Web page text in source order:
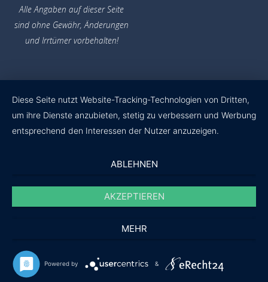
Alle Angaben auf dieser Seite
sind ohne Gewähr,Änderungen
und Irrtümer vorbehalten!
Diese Seite nutzt Website-Tracking-Technologien von Dritten,
um ihre Dienste anzubieten, stetig zu verbessern und Werbung
entsprechend den Interessen der Nutzer anzuzeigen.
ABLEHNEN
AKZEPTIEREN
MEHR
Powered by &